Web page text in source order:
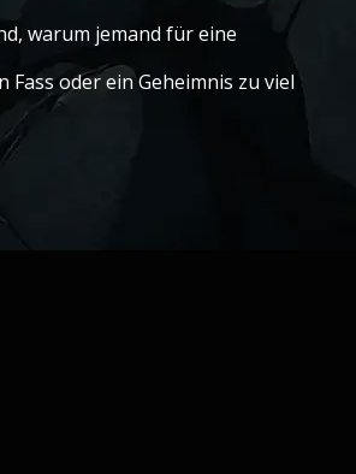
warum jemand für eine
Fass oder ein Geheimnis zu viel